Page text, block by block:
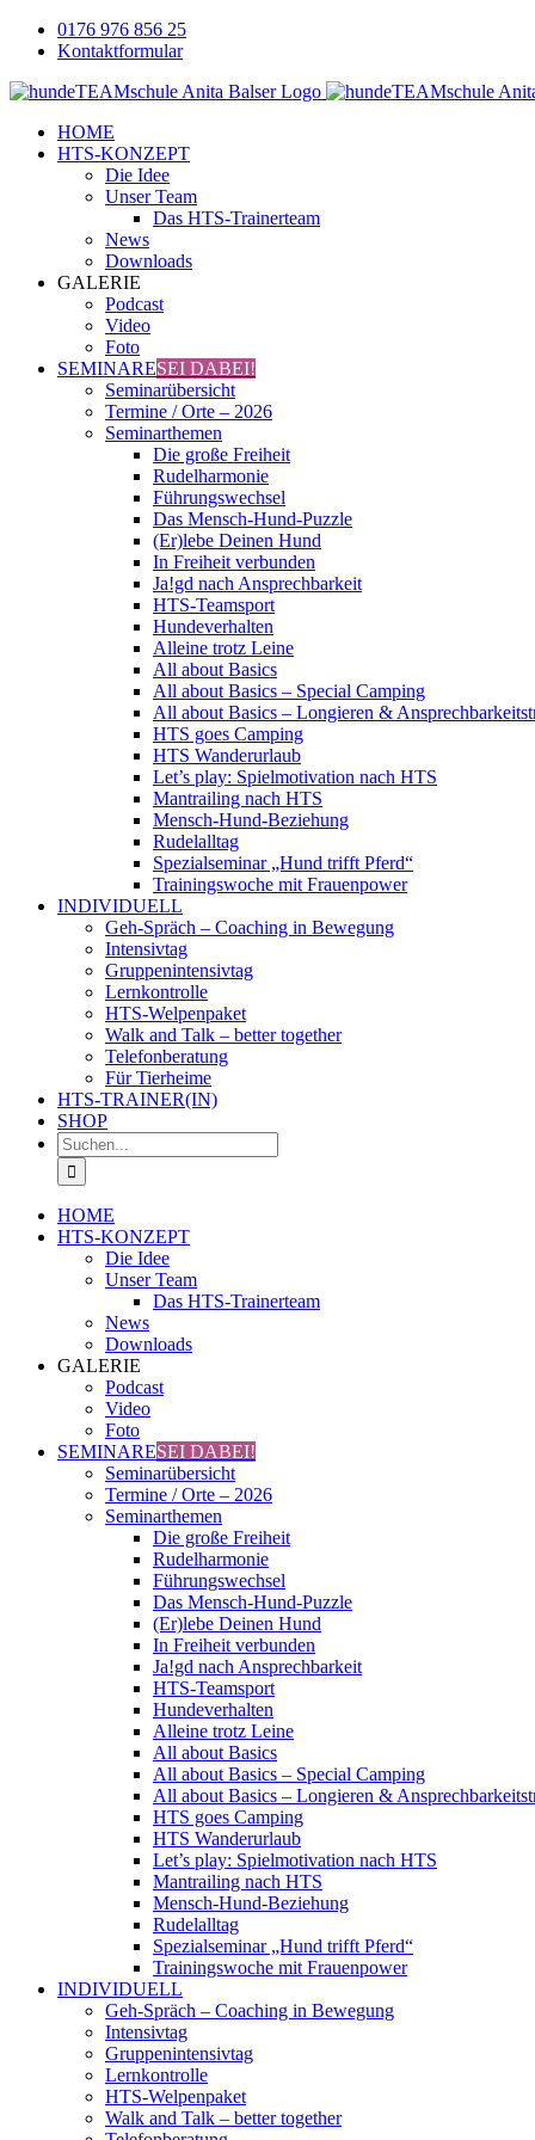
Zum
Inhalt
0176 976 856 25
Kontaktformular
Facebook
YouTube
Instagram
HOME
HTS-KONZEPT
Die Idee
Unser Team
Das HTS-Trainerteam
News
Downloads
GALERIE
Podcast
Video
Foto
SEMINARESEI DABEI!
Seminarübersicht
Termine / Orte – 2026
Seminarthemen
Die große Freiheit
Rudelharmonie
Führungswechsel
Das Mensch-Hund-Puzzle
(Er)lebe Deinen Hund
In Freiheit verbunden
Ja!gd nach Ansprechbarkeit
HTS-Teamsport
Hundeverhalten
Alleine trotz Leine
All about Basics
All about Basics – Special Camping
All about Basics – Longieren &
HTS goes Camping
HTS Wanderurlaub
Let’s play: Spielmotivation nach HTS
Mantrailing nach HTS
Mensch-Hund-Beziehung
Rudelalltag
Spezialseminar „Hund trifft Pferd“
Trainingswoche mit Frauenpower
INDIVIDUELL
Geh-Spräch – Coaching in Bewegung
Intensivtag
Gruppenintensivtag
Lernkontrolle
HTS-Welpenpaket
Walk and Talk – better together
Telefonberatung
Für Tierheime
HTS-TRAINER(IN)
SHOP
Suche
nach:
HOME
HTS-KONZEPT
Die Idee
Unser Team
Das HTS-Trainerteam
News
Downloads
GALERIE
Podcast
Video
Foto
SEMINARESEI DABEI!
Seminarübersicht
Termine / Orte – 2026
Seminarthemen
Die große Freiheit
Rudelharmonie
Führungswechsel
Das Mensch-Hund-Puzzle
(Er)lebe Deinen Hund
In Freiheit verbunden
Ja!gd nach Ansprechbarkeit
HTS-Teamsport
Hundeverhalten
Alleine trotz Leine
All about Basics
All about Basics – Special Camping
All about Basics – Longieren &
HTS goes Camping
HTS Wanderurlaub
Let’s play: Spielmotivation nach HTS
Mantrailing nach HTS
Mensch-Hund-Beziehung
Rudelalltag
Spezialseminar „Hund trifft Pferd“
Trainingswoche mit Frauenpower
INDIVIDUELL
Geh-Spräch – Coaching in Bewegung
Intensivtag
Gruppenintensivtag
Lernkontrolle
HTS-Welpenpaket
Walk and Talk – better together